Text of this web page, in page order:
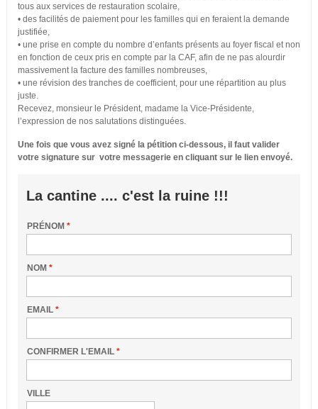
tous aux services de restauration scolaire,
• des facilités de paiement pour les familles qui en feraient la demande
justifiée,
• une prise en compte du nombre d’enfants présents au foyer fiscal et non
en fonction de ceux pris en compte par la CAF, afin de ne pas alourdir
massivement la facture des familles nombreuses,
• une révision des tranches de coefficient, pour une répartition au plus
juste.
Recevez, monsieur le Président, madame la Vice-Présidente,
l’expression de nos salutations distinguées.
Une fois que vous avez signé la pétition ci-dessous, il faut valider
votre signature sur votre messagerie en cliquant sur le lien envoyé.
La cantine .... c'est la ruine !!!
PRÉNOM *
NOM *
EMAIL*
CONFIRMER L'EMAIL*
VILLE